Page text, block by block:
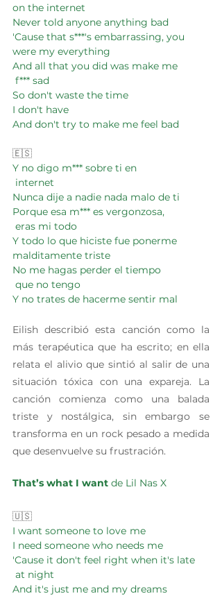
on the internet
Never told anyone anything bad
'Cause that s***'s embarrassing, you
were my everything
And all that you did was make me
f*** sad
So don't waste the time
I don't have
And don't try to make me feel bad
🇪🇸
Y no digo m*** sobre ti en
internet
Nunca dije a nadie nada malo de ti
Porque esa m*** es vergonzosa,
eras mi todo
Y todo lo que hiciste fue ponerme
malditamente triste
No me hagas perder el tiempo
que no tengo
Y no trates de hacerme sentir mal
Eilish describió esta canción como la
más terapéutica que ha escrito; en ella
relata el alivio que sintió al salir de una
situación tóxica con una expareja. La
canción comienza como una balada
triste y nostálgica, sin embargo se
transforma en un rock pesado a medida
que desenvuelve su frustración.
That’s what I want de Lil Nas X
🇺🇸
I want someone to lovе me
I need someone who needs mе
'Cause it don't feel right when it's late
at night
And it's just me and my dreams